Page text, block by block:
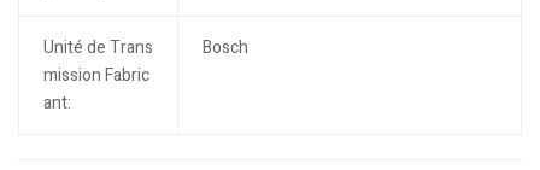
Unité de Trans
mission Fabric
ant:
Bosch